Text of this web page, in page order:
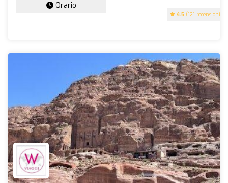
4.5 (121 recensioni)
Orario